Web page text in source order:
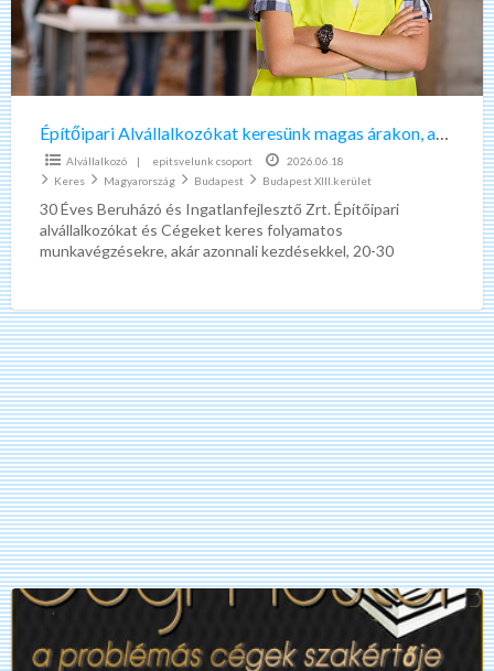
azonnali
kezdésekhez!
Építőipari Alvállalkozókat keresünk magas árakon, azonnali kezdésekhez!
Alvállalkozó | epitsvelunk csoport
2026.06.18
Keres
Magyarország Budapest Budapest XIII.kerület
30 Éves Beruházó és Ingatlanfejlesztő Zrt. Építőipari
alvállalkozókat és Cégeket keres folyamatos
munkavégzésekre, akár azonnali kezdésekkel, 20-30
Cégeladás
–
Cégátvétel